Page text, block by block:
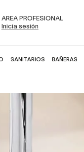
AREA PROFESIONAL
Inicia sesión
SANITARIOS BAÑERAS